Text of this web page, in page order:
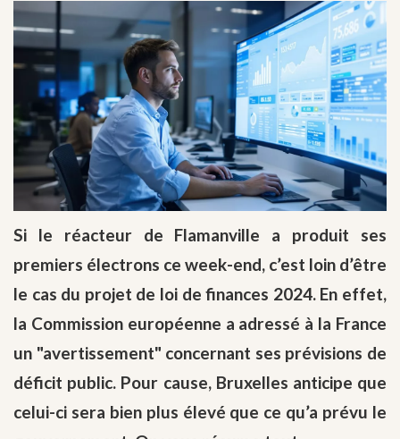
Si le réacteur de Flamanville a produit ses
premiers électrons ce week-end, c’est loin d’être
le cas du projet de loi de finances 2024. En effet,
la Commission européenne a adressé à la France
un "avertissement" concernant ses prévisions de
déficit public. Pour cause, Bruxelles anticipe que
celui-ci sera bien plus élevé que ce qu’a prévu le